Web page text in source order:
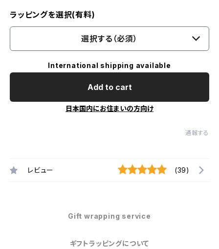
ラッピングを選択(有料)
選択する（必須）
International shipping available
Add to cart
日本国内にお住まいの方向け
通報する
レビュー (39)
Gift wrapping service
ギフトラッピングについて